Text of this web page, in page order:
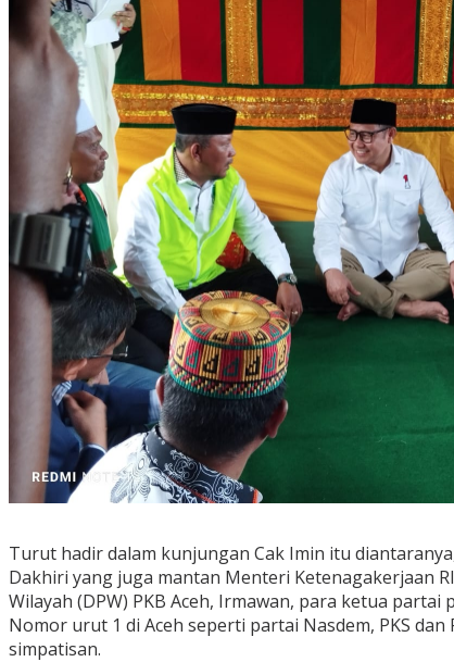
Turut hadir dalam kunjungan Cak Imin itu
Dakhiri yang juga mantan Menteri Ketenagakerjaan
Wilayah (DPW) PKB Aceh, Irmawan, para ketua partai
Nomor urut 1 di Aceh seperti partai Nasdem, PKS
simpatisan.